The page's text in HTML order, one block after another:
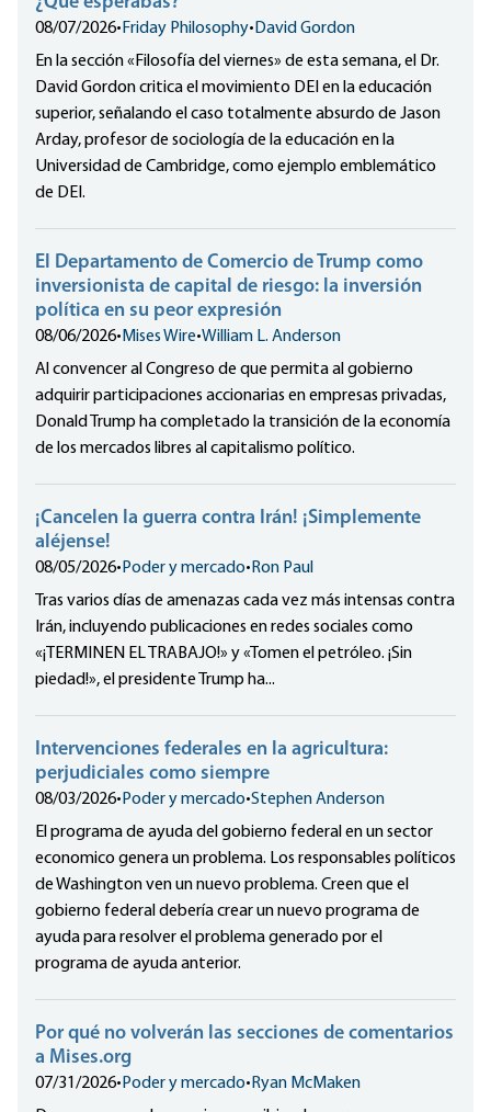
08/07/2026• Friday Philosophy• David Gordon
En la sección «Filosofía del viernes» de esta semana, el Dr.
David Gordon critica el movimiento DEI en la educación
superior, señalando el caso totalmente absurdo de Jason
Arday, profesor de sociología de la educación en la
Universidad de Cambridge, como ejemplo emblemático
de DEI.
El Departamento de Comercio de Trump como
inversionista de capital de riesgo: la inversión
política en su peor expresión
08/06/2026• Mises Wire•William L. Anderson
Al convencer al Congreso de que permita al gobierno
adquirir participaciones accionarias en empresas privadas,
Donald Trump ha completado la transición de la economía
de los mercados libres al capitalismo político.
¡Cancelen la guerra contra Irán! ¡Simplemente
aléjense!
08/05/2026• Poder y mercado• Ron Paul
Tras varios días de amenazas cada vez más intensas contra
Irán, incluyendo publicaciones en redes sociales como
«¡TERMINEN EL TRABAJO!» y «Tomen el petróleo. ¡Sin
piedad!», el presidente Trump ha...
Intervenciones federales en la agricultura:
perjudiciales como siempre
08/03/2026• Poder y mercado•Stephen Anderson
El programa de ayuda del gobierno federal en un sector
economico genera un problema. Los responsables políticos
de Washington ven un nuevo problema. Creen que el
gobierno federal debería crear un nuevo programa de
ayuda para resolver el problema generado por el
programa de ayuda anterior.
Por qué no volverán las secciones de comentarios
a Mises.org
07/31/2026• Poder y mercado• Ryan McMaken